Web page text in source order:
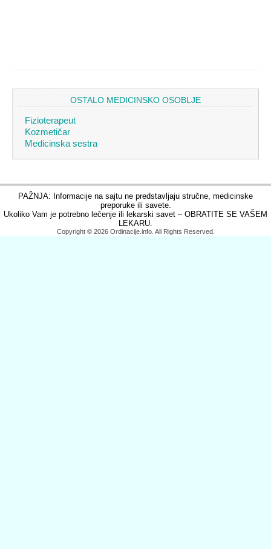
OSTALO MEDICINSKO OSOBLJE
Fizioterapeut
Kozmetičar
Medicinska sestra
PAŽNJA: Informacije na sajtu ne predstavljaju stručne, medicinske
preporuke ili savete.
Ukoliko Vam je potrebno lečenje ili lekarski savet – OBRATITE SE VAŠEM
LEKARU.
Copyright © 2026 Ordinacije.info. All Rights Reserved.